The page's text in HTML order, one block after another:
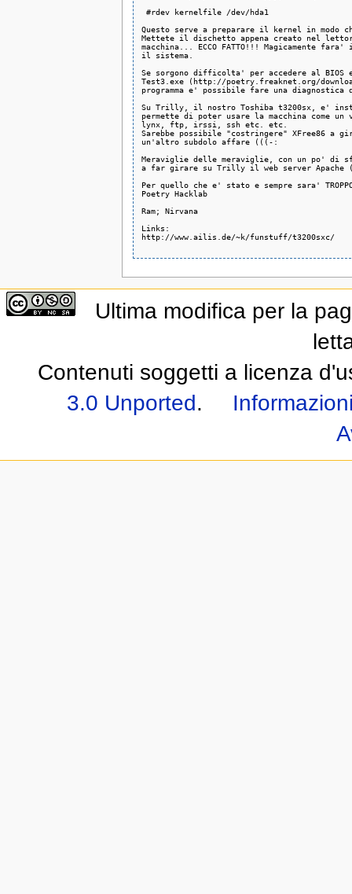
#rdev kernelfile /dev/hda1
Questo serve a preparare il kernel in
Mettete il dischetto appena creato nel
macchina... ECCO FATTO!!! Magicamente
il sistema.
Se sorgono difficolta' per accedere al BIOS
Test3.exe (http://poetry.freaknet.org/
programma e' possibile fare una diagnostica
Su Trilly, il nostro Toshiba t3200sx, e'
permette di poter usare la macchina come
lynx, ftp, irssi, ssh etc. etc.
Sarebbe possibile "costringere" XFree86 a
un'altro subdolo affare (((-:
Meraviglie delle meraviglie, con un po' di
a far girare su Trilly il web server Apache
Per quello che e' stato e sempre sara' TROPPO
Poetry Hacklab
Ram; Nirvana
Links:
http://www.ailis.de/~k/funstuff/t3200sxc/
Ultima modifica per la
Contenuti soggetti a licenza
3.0 Unported.